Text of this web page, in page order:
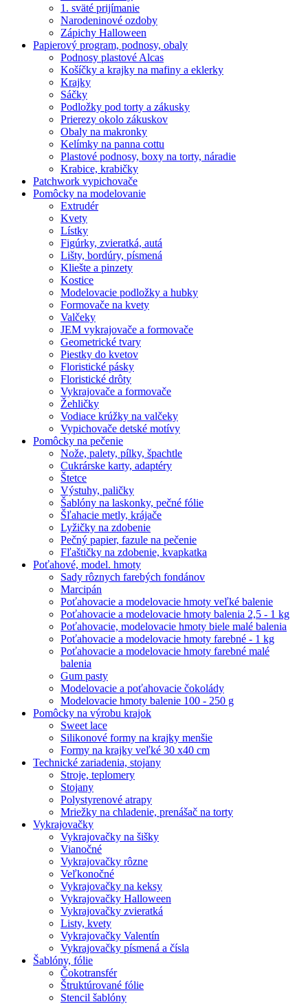
1. sväté prijímanie
Narodeninové ozdoby
Zápichy Halloween
Papierový program, podnosy, obaly
Podnosy plastové Alcas
Košíčky a krajky na mafiny a eklerky
Krajky
Sáčky
Podložky pod torty a zákusky
Prierezy okolo zákuskov
Obaly na makronky
Kelímky na panna cottu
Plastové podnosy, boxy na torty, náradie
Krabice, krabičky
Patchwork vypichovače
Pomôcky na modelovanie
Extrudér
Kvety
Lístky
Figúrky, zvieratká, autá
Lišty, bordúry, písmená
Kliešte a pinzety
Kostice
Modelovacie podložky a hubky
Formovače na kvety
Valčeky
JEM vykrajovače a formovače
Geometrické tvary
Piestky do kvetov
Floristické pásky
Floristické drôty
Vykrajovače a formovače
Žehličky
Vodiace krúžky na valčeky
Vypichovače detské motívy
Pomôcky na pečenie
Nože, palety, pílky, špachtle
Cukrárske karty, adaptéry
Štetce
Výstuhy, paličky
Šablóny na laskonky, pečné fólie
Šľahacie metly, krájače
Lyžičky na zdobenie
Pečný papier, fazule na pečenie
Fľaštičky na zdobenie, kvapkatka
Poťahové, model. hmoty
Sady rôznych farebých fondánov
Marcipán
Poťahovacie a modelovacie hmoty veľké balenie
Poťahovacie a modelovacie hmoty balenia 2,5 - 1 kg
Poťahovacie, modelovacie hmoty biele malé balenia
Poťahovacie a modelovacie hmoty farebné - 1 kg
Poťahovacie a modelovacie hmoty farebné malé
balenia
Gum pasty
Modelovacie a poťahovacie čokolády
Modelovacie hmoty balenie 100 - 250 g
Pomôcky na výrobu krajok
Sweet lace
Silikonové formy na krajky menšie
Formy na krajky veľké 30 x40 cm
Technické zariadenia, stojany
Stroje, teplomery
Stojany
Polystyrenové atrapy
Mriežky na chladenie, prenášač na torty
Vykrajovačky
Vykrajovačky na šišky
Vianočné
Vykrajovačky rôzne
Veľkonočné
Vykrajovačky na keksy
Vykrajovačky Halloween
Vykrajovačky zvieratká
Listy, kvety
Vykrajovačky Valentín
Vykrajovačky písmená a čísla
Šablóny, fólie
Čokotransfér
Štruktúrované fólie
Stencil šablóny